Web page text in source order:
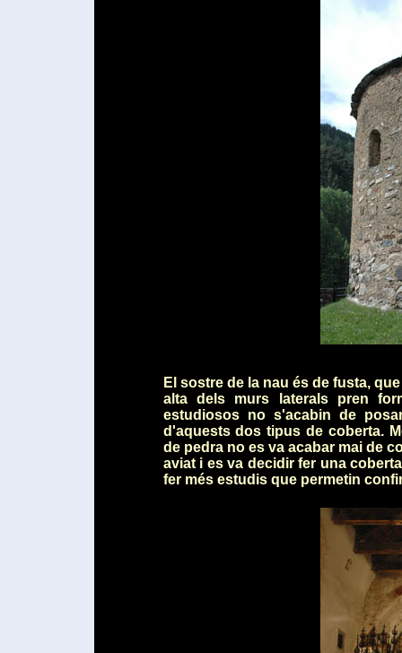
El sostre de la nau és de fusta,
alta dels murs laterals pren
estudiosos no s'acabin de
d'aquests dos tipus de coberta.
de pedra no es va acabar mai de
aviat i es va decidir fer una
fer més estudis que permetin